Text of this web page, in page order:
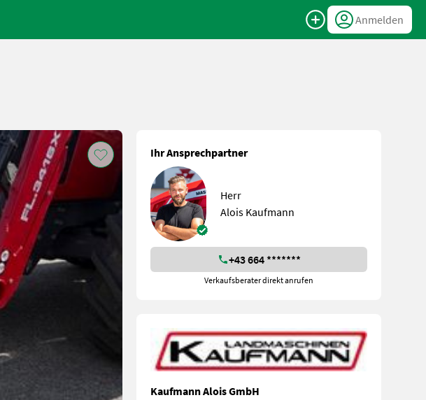
Anmelden
Ihr Ansprechpartner
Herr
Alois Kaufmann
+43 664 *******
Verkaufsberater direkt anrufen
Kaufmann Alois GmbH